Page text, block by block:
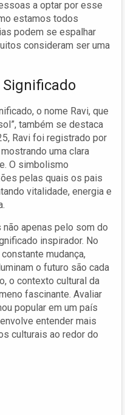
a optar por esse
estamos todos
podem se espalhar
consideram ser uma
Significado
o nome Ravi, que
também se destaca
Ravi foi registrado por
uma clara
O simbolismo
pelas quais os pais
vitalidade, energia e
apenas pelo som do
inspirador. No
mudança,
o futuro são cada
o contexto cultural da
fascinante. Avaliar
popular em um país
entender mais
culturais ao redor do